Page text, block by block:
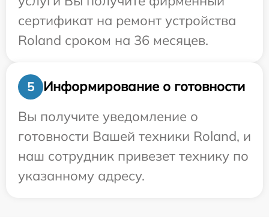
сертификат на ремонт устройства
Roland сроком на 36 месяцев.
5
Информирование о готовности
Вы получите уведомление о
готовности Вашей техники Roland, и
наш сотрудник привезет технику по
указанному адресу.